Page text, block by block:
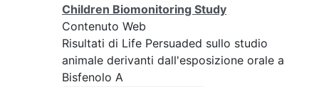
Children Biomonitoring Study
Contenuto Web
Risultati di Life Persuaded sullo studio
animale derivanti dall'esposizione orale a
Bisfenolo A